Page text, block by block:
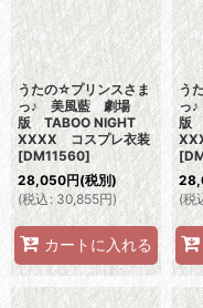
うたの☆プリンスさま
っ♪ 美風藍 劇場
版 TABOO NIGHT
XXXX コスプレ衣装
[DM11560]
28,050円(税別)
(税込: 30,855円)
カートに入れる
う
っ
版
[
(税